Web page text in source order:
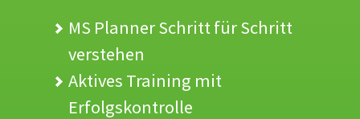
MS Planner Schritt für Schritt
verstehen
Aktives Training mit
Erfolgskontrolle